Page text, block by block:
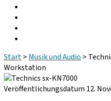
Start> Musik und Audio >
Workstation
Veröffentlichungsdatum 12.